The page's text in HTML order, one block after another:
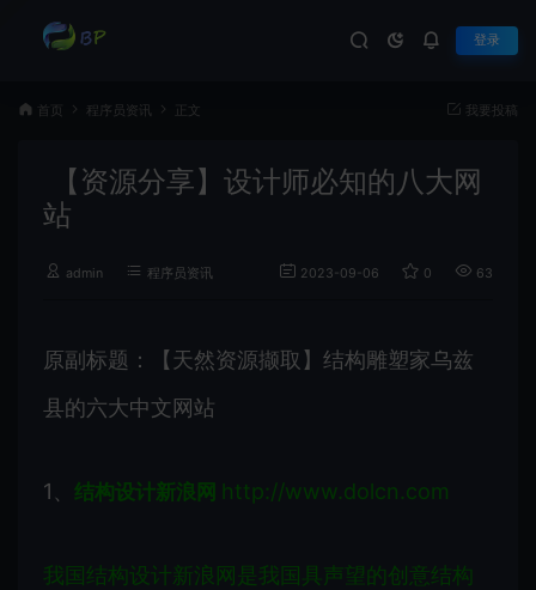
登录
首页 程序员资讯 正文 我要投稿
【资源分享】设计师必知的八大网
站
admin 程序员资讯 2023-09-06 0 633
原副标题：【天然资源撷取】结构雕塑家乌兹
县的六大中文网站
1、 结构设计新浪网 http://www.dolcn.com
我国结构设计新浪网是我国具声望的创意结构